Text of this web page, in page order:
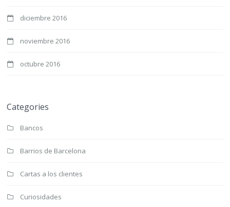
diciembre 2016
noviembre 2016
octubre 2016
Categories
Bancos
Barrios de Barcelona
Cartas a los clientes
Curiosidades